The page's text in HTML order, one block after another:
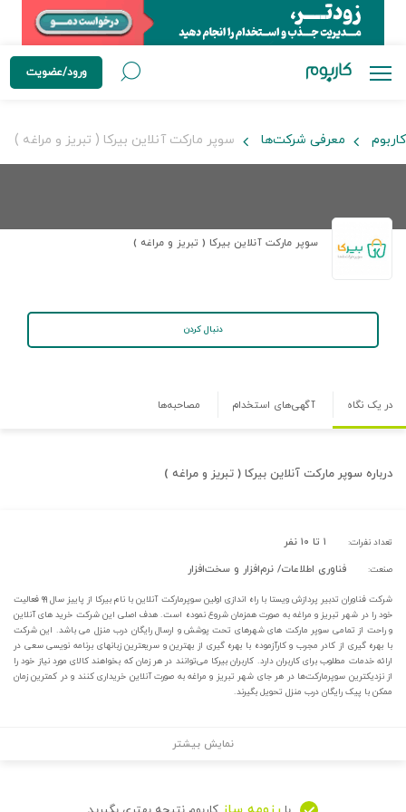
ورود/عضویت
کاربوم معرفی شرکت‌ها سوپر مارکت آنلاین بیرکا ( تبریز و مراغه )
سوپر مارکت آنلاین بیرکا ( تبریز و مراغه )
دنبال کردن
در یک نگاه آگهی‌های استخدام مصاحبه‌ها
درباره سوپر مارکت آنلاین بیرکا ( تبریز و مراغه )
تعداد نفرات: ۱ تا ۱۰ نفر
صنعت: فناوری اطلاعات/ نرم‌افزار و سخت‌افزار
شرکت فناوران تدبیر پردازش ویستا با راه اندازی اولین سوپرمارکت آنلاین با نام بیرکا از پاییز سال ۹۹ فعالیت
خود را در شهر تبریز و مراغه به صورت همزمان شروع نموده است. هدف اصلی این شرکت خرید های آنلاین
و راحت از تمامی سوپر مارکت های شهرهای تحت پوشش و ارسال رایگان درب منزل می باشد. این شرکت
با بهره گیری از کادر مجرب و کارآزموده با بهره گیری از بهترین و سریعترین زبانهای برنامه نویسی سعی در
ارائه خدمات مطلوب برای کاربران دارد. کاربران بیرکا می‌توانند در هر زمان که بخواهند کالای مورد نیاز خود را
از نزدیکترین سوپرمارکت‌ها در هر جای شهر تبریز و مراغه به صورت آنلاین خریداری کنند و در کمترین زمان
ممکن با پیک رایگان درب منزل تحویل بگیرند.
نمایش بیشتر